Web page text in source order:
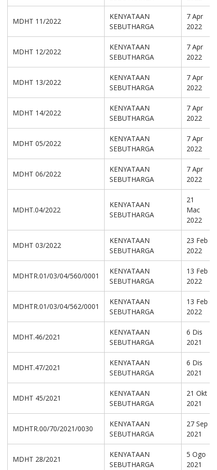
MDHT 11/2022
KENYATAAN
SEBUTHARGA
7 Apr
2022
MDHT 12/2022
KENYATAAN
SEBUTHARGA
7 Apr
2022
MDHT 13/2022
KENYATAAN
SEBUTHARGA
7 Apr
2022
MDHT 14/2022
KENYATAAN
SEBUTHARGA
7 Apr
2022
MDHT 05/2022
KENYATAAN
SEBUTHARGA
7 Apr
2022
MDHT 06/2022
KENYATAAN
SEBUTHARGA
7 Apr
2022
MDHT.04/2022
KENYATAAN
SEBUTHARGA
21
Mac
2022
MDHT 03/2022
KENYATAAN
SEBUTHARGA
23 Feb
2022
MDHTR.01/03/04/560/0001
KENYATAAN
SEBUTHARGA
13 Feb
2022
MDHTR.01/03/04/562/0001
KENYATAAN
SEBUTHARGA
13 Feb
2022
MDHT.46/2021
KENYATAAN
SEBUTHARGA
6 Dis
2021
MDHT.47/2021
KENYATAAN
SEBUTHARGA
6 Dis
2021
MDHT 45/2021
KENYATAAN
SEBUTHARGA
21 Okt
2021
MDHTR.00/70/2021/0030
KENYATAAN
SEBUTHARGA
27 Sep
2021
MDHT 28/2021
KENYATAAN
SEBUTHARGA
5 Ogo
2021